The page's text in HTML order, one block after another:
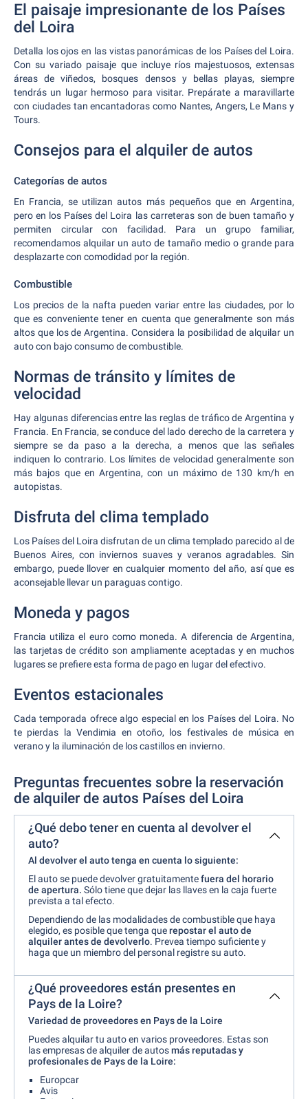
El paisaje impresionante de los Países
del Loira
Detalla los ojos en las vistas panorámicas de los Países del Loira.
Con su variado paisaje que incluye ríos majestuosos, extensas
áreas de viñedos, bosques densos y bellas playas, siempre
tendrás un lugar hermoso para visitar. Prepárate a maravillarte
con ciudades tan encantadoras como Nantes, Angers, Le Mans y
Tours.
Consejos para el alquiler de autos
Categorías de autos
En Francia, se utilizan autos más pequeños que en Argentina,
pero en los Países del Loira las carreteras son de buen tamaño y
permiten circular con facilidad. Para un grupo familiar,
recomendamos alquilar un auto de tamaño medio o grande para
desplazarte con comodidad por la región.
Combustible
Los precios de la nafta pueden variar entre las ciudades, por lo
que es conveniente tener en cuenta que generalmente son más
altos que los de Argentina. Considera la posibilidad de alquilar un
auto con bajo consumo de combustible.
Normas de tránsito y límites de
velocidad
Hay algunas diferencias entre las reglas de tráfico de Argentina y
Francia. En Francia, se conduce del lado derecho de la carretera y
siempre se da paso a la derecha, a menos que las señales
indiquen lo contrario. Los límites de velocidad generalmente son
más bajos que en Argentina, con un máximo de 130 km/h en
autopistas.
Disfruta del clima templado
Los Países del Loira disfrutan de un clima templado parecido al de
Buenos Aires, con inviernos suaves y veranos agradables. Sin
embargo, puede llover en cualquier momento del año, así que es
aconsejable llevar un paraguas contigo.
Moneda y pagos
Francia utiliza el euro como moneda. A diferencia de Argentina,
las tarjetas de crédito son ampliamente aceptadas y en muchos
lugares se prefiere esta forma de pago en lugar del efectivo.
Eventos estacionales
Cada temporada ofrece algo especial en los Países del Loira. No
te pierdas la Vendimia en otoño, los festivales de música en
verano y la iluminación de los castillos en invierno.
Preguntas frecuentes sobre la reservación
de alquiler de autos Países del Loira
¿Qué debo tener en cuenta al devolver el
auto?
Al devolver el auto tenga en cuenta lo siguiente:
El auto se puede devolver gratuitamentefuera del horario
de apertura. Sólo tiene que dejar las llaves en la caja fuerte
prevista a tal efecto.
Dependiendo de las modalidades de combustible que haya
elegido, es posible que tenga querepostar el auto de
alquiler antes de devolverlo. Prevea tiempo suficiente y
haga que un miembro del personal registre su auto.
¿Qué proveedores están presentes en
Pays de la Loire?
Variedad de proveedores en Pays de la Loire
Puedes alquilar tu auto en varios proveedores. Estas son
las empresas de alquiler de autosmás reputadas y
profesionales de Pays de la Loire:
Europcar
Avis